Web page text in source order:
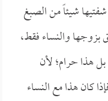
شيئاً من الصبغ
بزوجها والنساء فقط،
هذا حرام؛ لأن
كان هذا مع النساء